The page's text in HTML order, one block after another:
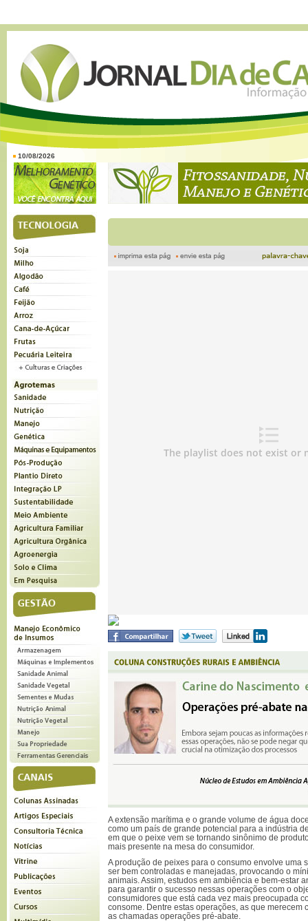
10/08/2026
A extensão marítima e o grande volume de água
como um país de grande potencial para a indústria
em que o peixe vem se tornando sinônimo de
mais presente na mesa do consumidor.
A produção de peixes para o consumo envolve uma
ser bem controladas e manejadas, provocando o
animais. Assim, estudos em ambiência e bem-estar
para garantir o sucesso nessas operações com o
consumidores que está cada vez mais preocupada
consome. Dentre estas operações, as que merecem
as chamadas operações pré-abate.